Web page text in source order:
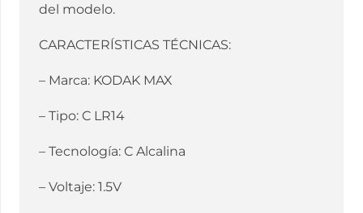
del modelo.
CARACTERÍSTICAS TÉCNICAS:
– Marca: KODAK MAX
– Tipo: C LR14
– Tecnología: C Alcalina
– Voltaje: 1.5V